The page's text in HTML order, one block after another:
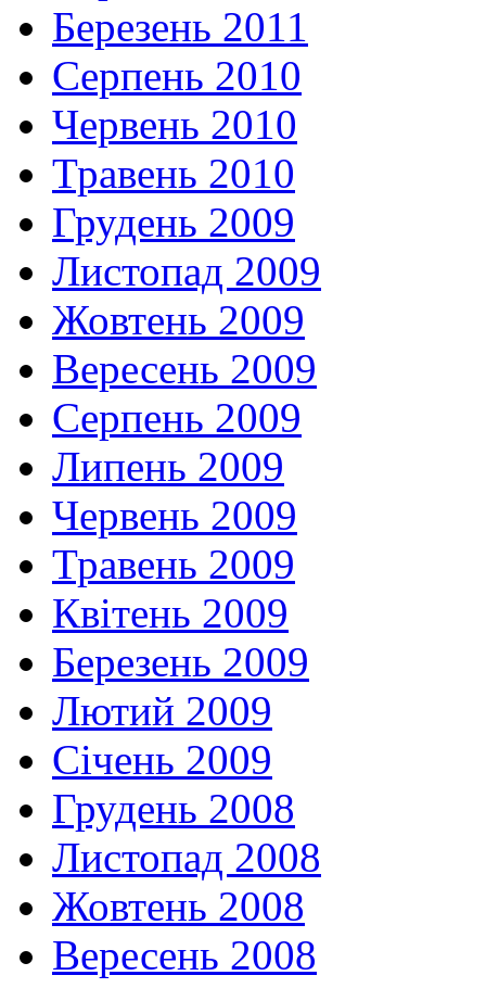
Березень 2011
Серпень 2010
Червень 2010
Травень 2010
Грудень 2009
Листопад 2009
Жовтень 2009
Вересень 2009
Серпень 2009
Липень 2009
Червень 2009
Травень 2009
Квітень 2009
Березень 2009
Лютий 2009
Січень 2009
Грудень 2008
Листопад 2008
Жовтень 2008
Вересень 2008